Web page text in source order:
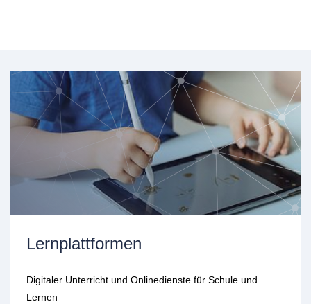
Lernplattformen
Digitaler Unterricht und Onlinedienste für Schule und
Lernen